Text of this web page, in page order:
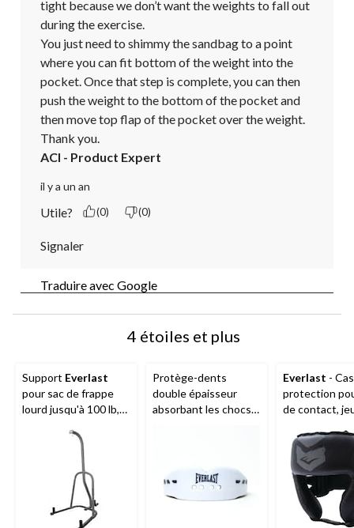
tight because we don’t want the weights to fall out
during the exercise.
You just need to shimmy the sandbag to a point
where you can fit bottom of the weight into the
pocket. Once that step is complete, you can then
push the weight to the bottom of the pocket and
then move top flap of the pocket over the weight.
Thank you.
ACI - Product Expert
il y a un an
Utile? (0) (0)
Signaler
Traduire avec Google
4 étoiles et plus
Support Everlast
pour sac de frappe
lourd jusqu'à 100 lb,
Protège-dents
double épaisseur
absorbant les chocs
Everlast -
protection
de contact,